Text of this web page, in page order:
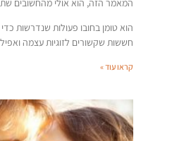
המאמר הזה, הוא אולי מהחשובים
הוא טומן בחובו פעולות שנדרשות
חששות שקשורים לזוגיות עצמה
קראו עוד »